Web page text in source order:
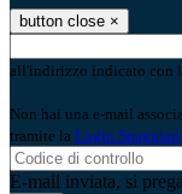
button close ×
all'indirizzo indicato con
Non hai una e-mail
tramite la Login Spaggiari
E-mail inviata, si